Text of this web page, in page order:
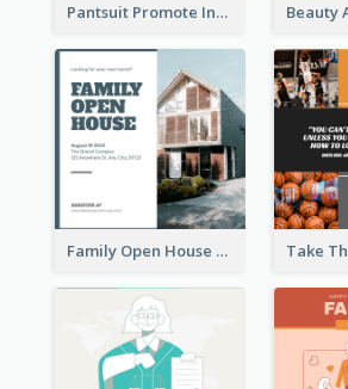
Pantsuit Promote Instagram Post
Family Open House Registration Instagram Post